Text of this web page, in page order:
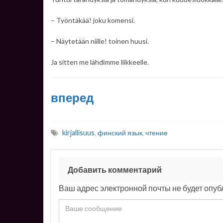
– Työntäkää! joku komensi.
– Näytetään niille! toinen huusi.
Ja sitten me lähdimme liikkeelle.
вперед
kirjallisuus, финский язык, чтение
Добавить комментарий
Ваш адрес электронной почты не будет